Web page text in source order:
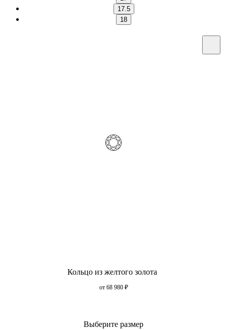
17.5
18
Кольцо из желтого золота
от 68 980 ₽
Выберите размер